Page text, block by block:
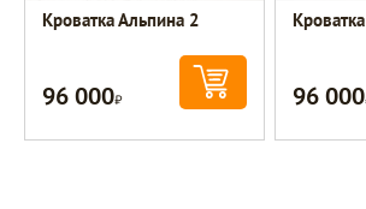
Кроватка Альпина 2
96 000Р 96 000